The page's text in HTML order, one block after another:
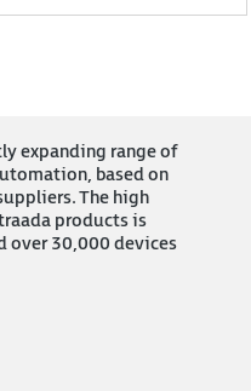
expanding range of
based on
The high
products is
over 30,000 devices